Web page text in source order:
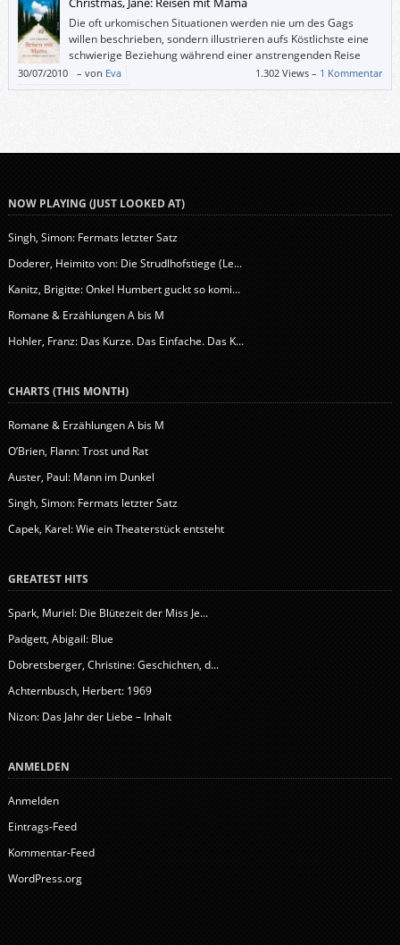
Die oft urkomischen Situationen werden nie um des Gags
willen beschrieben, sondern illustrieren aufs Köstlichste eine
schwierige Beziehung während einer anstrengenden Reise
weit weg von Zuhause.
30/07/2010 – von Eva 1.302 Views – 1 Kommentar
NOW PLAYING (JUST LOOKED AT)
Singh, Simon: Fermats letzter Satz
Doderer, Heimito von: Die Strudlhofstiege (Le...
Kanitz, Brigitte: Onkel Humbert guckt so komi...
Romane & Erzählungen A bis M
Hohler, Franz: Das Kurze. Das Einfache. Das K...
CHARTS (THIS MONTH)
Romane & Erzählungen A bis M
O’Brien, Flann: Trost und Rat
Auster, Paul: Mann im Dunkel
Singh, Simon: Fermats letzter Satz
Capek, Karel: Wie ein Theaterstück entsteht
GREATEST HITS
Spark, Muriel: Die Blütezeit der Miss Je...
Padgett, Abigail: Blue
Dobretsberger, Christine: Geschichten, d...
Achternbusch, Herbert: 1969
Nizon: Das Jahr der Liebe – Inhalt
ANMELDEN
Anmelden
Eintrags-Feed
Kommentar-Feed
WordPress.org